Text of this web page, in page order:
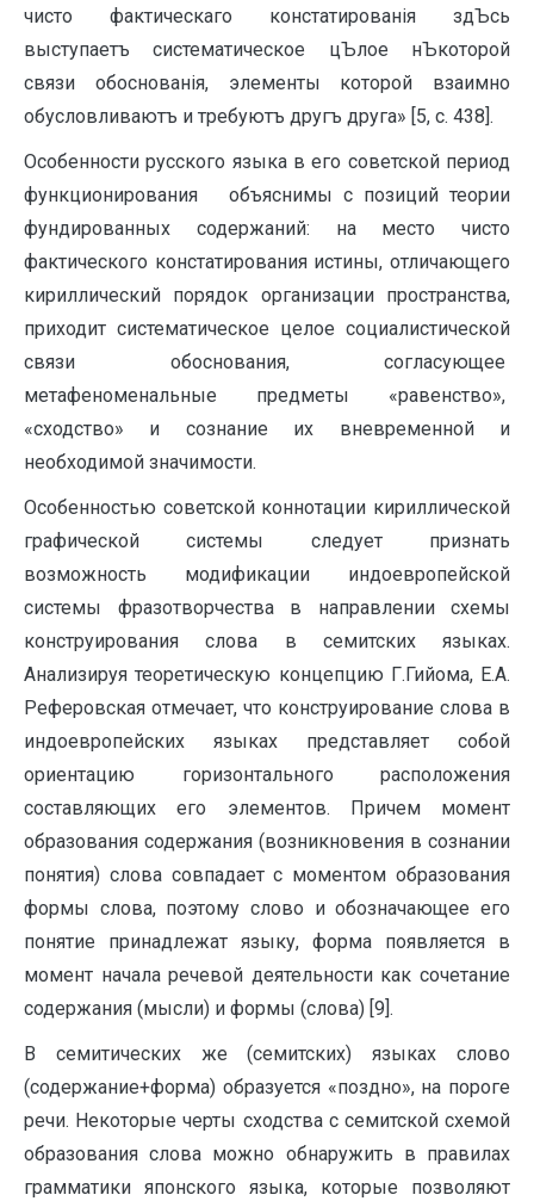
чисто фактическаго констатированiя здЪсь
выступаетъ систематическое цЪлое нЪкоторой
связи обоснованiя, элементы которой взаимно
обусловливаютъ и требуютъ другъ друга» [5, с. 438].
Особенности русского языка в его советской период
функционирования объяснимы с позиций теории
фундированных содержаний: на место чисто
фактического констатирования истины, отличающего
кириллический порядок организации пространства,
приходит систематическое целое социалистической
связи обоснования, согласующее
метафеноменальные предметы «равенство»,
«сходство» и сознание их вневременной и
необходимой значимости.
Особенностью советской коннотации кириллической
графической системы следует признать
возможность модификации индоевропейской
системы фразотворчества в направлении схемы
конструирования слова в семитских языках.
Анализируя теоретическую концепцию Г.Гийома, Е.А.
Реферовская отмечает, что конструирование слова в
индоевропейских языках представляет собой
ориентацию горизонтального расположения
составляющих его элементов. Причем момент
образования содержания (возникновения в сознании
понятия) слова совпадает с моментом образования
формы слова, поэтому слово и обозначающее его
понятие принадлежат языку, форма появляется в
момент начала речевой деятельности как сочетание
содержания (мысли) и формы (слова) [9].
В семитических же (семитских) языках слово
(содержание+форма) образуется «поздно», на пороге
речи. Некоторые черты сходства с семитской схемой
образования слова можно обнаружить в правилах
грамматики японского языка, которые позволяют